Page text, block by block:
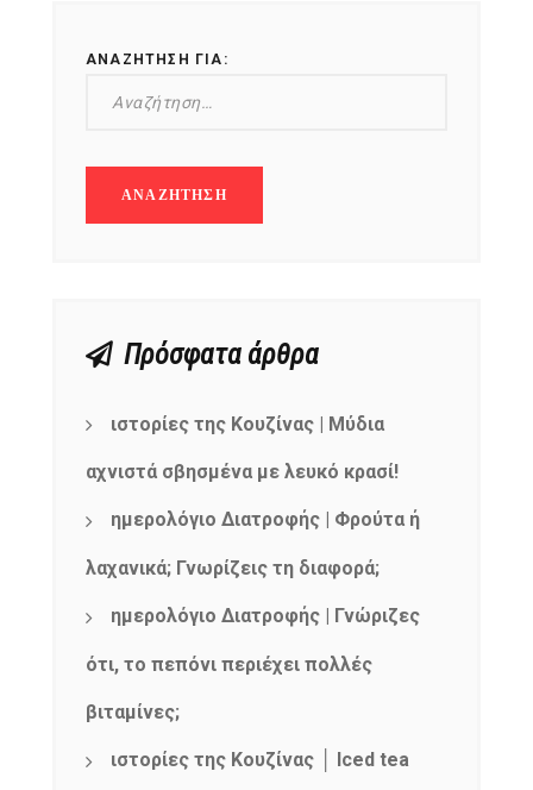
ΑΝΑΖΉΤΗΣΗ ΓΙΑ:
Πρόσφατα άρθρα
ιστορίες της Κουζίνας | Μύδια
αχνιστά σβησμένα με λευκό κρασί!
ημερολόγιο Διατροφής | Φρούτα ή
λαχανικά; Γνωρίζεις τη διαφορά;
ημερολόγιο Διατροφής | Γνώριζες
ότι, το πεπόνι περιέχει πολλές
βιταμίνες;
ιστορίες της Κουζίνας │ Iced tea
NEWSLETTER
Get ti
mel
y updates
fro
m
your favorite
products